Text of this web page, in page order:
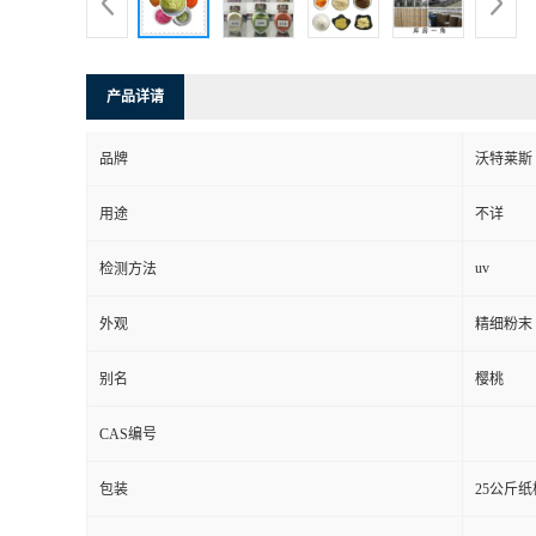
产品详请
品牌 沃特莱斯
用途 不详
检测方法 uv
外观 精细粉末
别名 樱桃
CAS编号
包装 25公斤